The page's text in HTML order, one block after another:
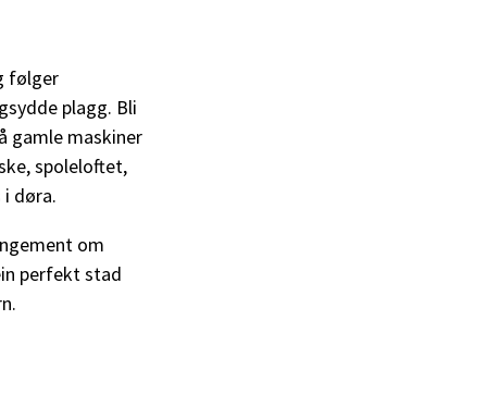
følger
plagg. Bli
gamle maskiner
spoleloftet,
døra.
om
perfekt stad